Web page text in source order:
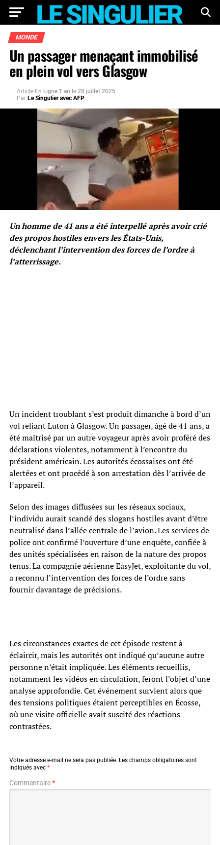
MONDE
Un passager menaçant immobilisé
en plein vol vers Glasgow
Article En Ligne 1 an le 28 juillet 2025
Par Le Singulier avec AFP
Un homme de 41 ans a été interpellé après avoir crié
des propos hostiles envers les États-Unis,
déclenchant l’intervention des forces de l’ordre à
l’atterrissage.
Un incident troublant s’est produit dimanche à bord d’un
vol reliant Luton à Glasgow. Un passager, âgé de 41 ans, a
été maîtrisé par un autre voyageur après avoir proféré des
déclarations violentes, notamment à l’encontre du
président américain. Les autorités écossaises ont été
alertées et ont procédé à son arrestation dès l’arrivée de
l’appareil.
Selon des images diffusées sur les réseaux sociaux,
l’individu aurait scandé des slogans hostiles avant d’être
neutralisé dans l’allée centrale de l’avion. Les services de
police ont confirmé l’ouverture d’une enquête, confiée à
des unités spécialisées en raison de la nature des propos
tenus. La compagnie aérienne EasyJet, exploitante du vol,
a reconnu l’intervention des forces de l’ordre sans
fournir davantage de précisions.
Les circonstances exactes de cet épisode restent à
éclaircir, mais les autorités ont indiqué qu’aucune autre
personne n’était impliquée. Les éléments recueillis,
notamment les vidéos en circulation, feront l’objet d’une
analyse approfondie. Cet événement survient alors que
des tensions politiques étaient perceptibles en Écosse,
où une visite officielle avait suscité des réactions
contrastées.
Votre adresse e-mail ne sera pas publiée. Les champs obligatoires sont
indiqués avec *
Commentaire*